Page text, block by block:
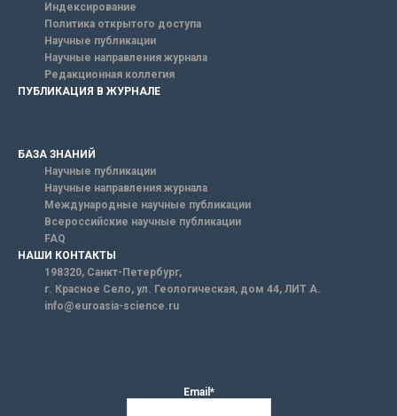
Индексирование
Политика открытого доступа
Научные публикации
Научные направления журнала
Редакционная коллегия
ПУБЛИКАЦИЯ В ЖУРНАЛЕ
БАЗА ЗНАНИЙ
Научные публикации
Научные направления журнала
Международные научные публикации
Всероссийские научные публикации
FAQ
НАШИ КОНТАКТЫ
198320, Санкт-Петербург,
г. Красное Село, ул. Геологическая, дом 44, ЛИТ А.
info@euroasia-science.ru
Email*